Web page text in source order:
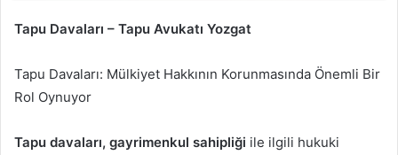
Tapu Davaları – Tapu Avukatı Yozgat
Tapu Davaları: Mülkiyet Hakkının Korunmasında Önemli Bir
Rol Oynuyor
Tapu davaları, gayrimenkul sahipliği ile ilgili hukuki